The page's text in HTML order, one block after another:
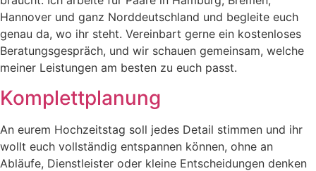
Hannover und ganz Norddeutschland und begleite euch
genau da, wo ihr steht. Vereinbart gerne ein kostenloses
Beratungsgespräch, und wir schauen gemeinsam, welche
meiner Leistungen am besten zu euch passt.
Komplettplanung
An eurem Hochzeitstag soll jedes Detail stimmen und ihr
wollt euch vollständig entspannen können, ohne an
Abläufe, Dienstleister oder kleine Entscheidungen denken